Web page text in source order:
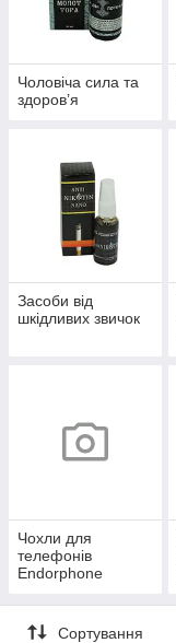
Чоловіча сила та
здоров’я
Засоби від
шкідливих звичок
Чохли для
телефонів
Endorphone
Сортування